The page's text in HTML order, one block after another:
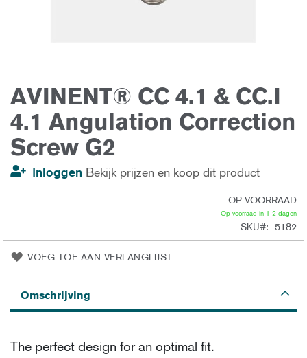
AVINENT® CC 4.1 & CC.I
4.1 Angulation Correction
Screw G2
Inloggen Bekijk prijzen en koop dit product
OP VOORRAAD
Op voorraad in 1-2 dagen
SKU 5182
VOEG TOE AAN VERLANGLIJST
Ga
naar
begin
van
de
afbeeldingen-
Omschrijving
The perfect design for an optimal fit.